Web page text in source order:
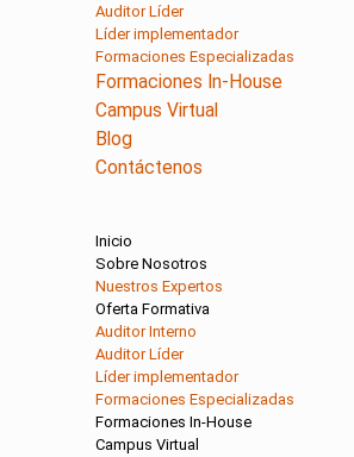
Auditor Líder
Líder implementador
Formaciones Especializadas
Formaciones In-House
Campus Virtual
Blog
Contáctenos
Inicio
Sobre Nosotros
Nuestros Expertos
Oferta Formativa
Auditor Interno
Auditor Líder
Líder implementador
Formaciones Especializadas
Formaciones In-House
Campus Virtual